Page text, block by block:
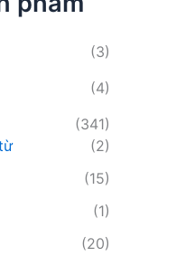
(3)
(4)
(341)
(2)
(15)
(1)
(20)